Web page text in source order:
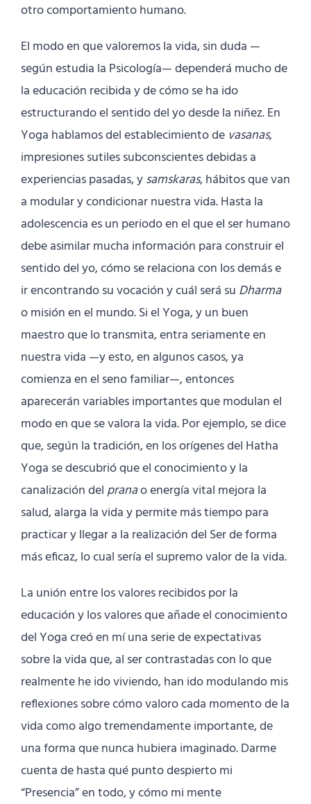
otro comportamiento humano.
El modo en que valoremos la vida, sin duda —
según estudia la Psicología— dependerá mucho de
la educación recibida y de cómo se ha ido
estructurando el sentido del yo desde la niñez. En
Yoga hablamos del establecimiento de vasanas,
impresiones sutiles subconscientes debidas a
experiencias pasadas, ysamskaras, hábitos que van
a modular y condicionar nuestra vida. Hasta la
adolescencia es un periodo en el que el ser humano
debe asimilar mucha información para construir el
sentido del yo, cómo se relaciona con los demás e
ir encontrando su vocación y cuál será su Dharma
o misión en el mundo. Si el Yoga, y un buen
maestro que lo transmita, entra seriamente en
nuestra vida —y esto, en algunos casos, ya
comienza en el seno familiar—, entonces
aparecerán variables importantes que modulan el
modo en que se valora la vida. Por ejemplo, se dice
que, según la tradición, en los orígenes del Hatha
Yoga se descubrió que el conocimiento y la
canalización delpranao energía vital mejora la
salud, alarga la vida y permite más tiempo para
practicar y llegar a la realización del Ser de forma
más eficaz, lo cual sería el supremo valor de la vida.
La unión entre los valores recibidos por la
educación y los valores que añade el conocimiento
del Yoga creó en mí una serie de expectativas
sobre la vida que, al ser contrastadas con lo que
realmente he ido viviendo, han ido modulando mis
reflexiones sobre cómo valoro cada momento de la
vida como algo tremendamente importante, de
una forma que nunca hubiera imaginado. Darme
cuenta de hasta qué punto despierto mi
“Presencia” en todo, y cómo mi mente